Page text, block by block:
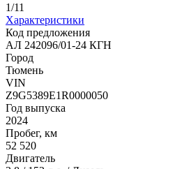
1/11
Характеристики
Код предложения
АЛ 242096/01-24 КГН
Город
Тюмень
VIN
Z9G5389E1R0000050
Год выпуска
2024
Пробег, км
52 520
Двигатель